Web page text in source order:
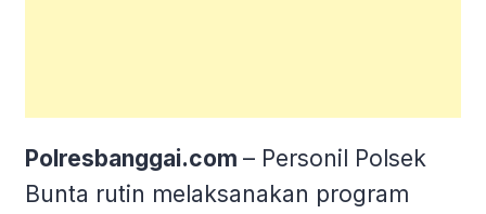
Polresbanggai.com – Personil Polsek
Bunta rutin melaksanakan program